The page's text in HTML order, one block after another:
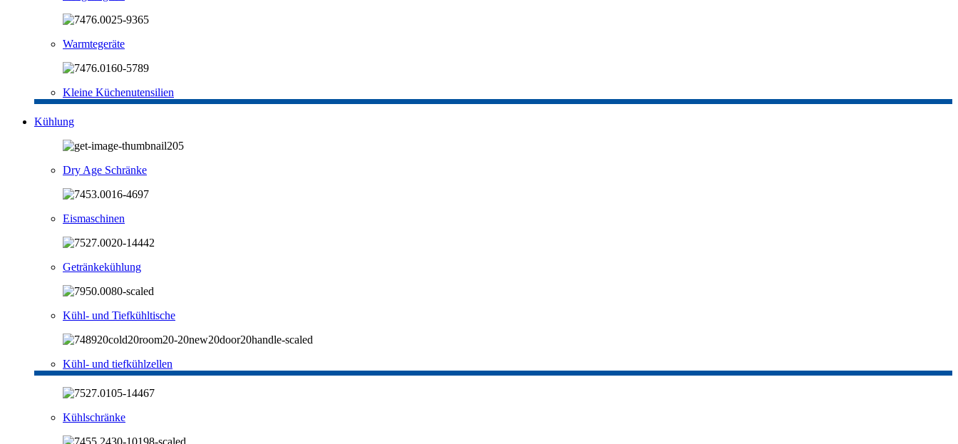
Warmtegeräte
Kleine Küchenutensilien
Kühlung
Dry Age Schränke
Eismaschinen
Getränkekühlung
Kühl- und Tiefkühltische
Kühl- und tiefkühlzellen
Kühlschränke